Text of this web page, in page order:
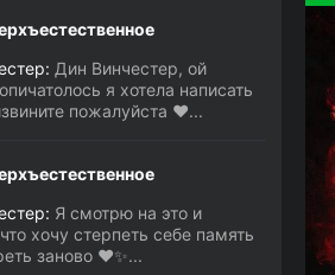
Дин Винчестер, ой
я хотела написать
пожалуйста ❤️...
Я смотрю на это и
хочу стерпеть себе память
заново ❤️✨...